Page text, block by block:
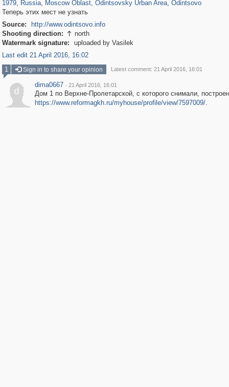
1979, Russia, Moscow Oblast, Odintsovsky Urban Area, Odintsovo
Теперь этих мест не узнать
Source:
http://www.odintsovo.info
Shooting direction:  north
Watermark signature:
uploaded by Vasilek
Last edit 21 April 2016, 16:02
1
Sign in to share your opinion Latest comment: 21 April 2016, 16:01
d
dima0667 · 21 April 2016, 16:01
Дом 1 по Верхне-Пролетарской, с которого снимали,
https://www.reformagkh.ru/myhouse/profile/view/7597009/.